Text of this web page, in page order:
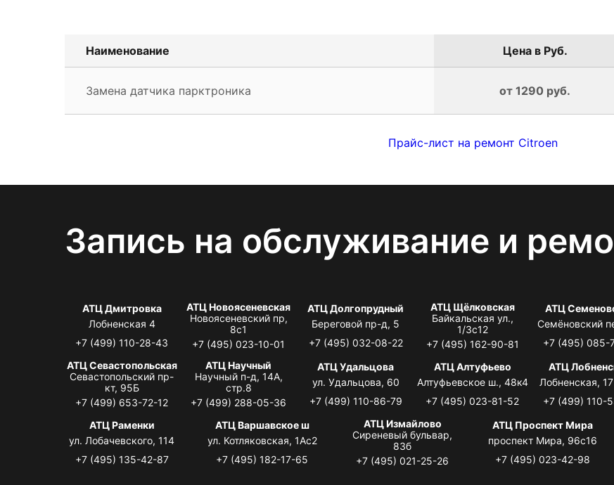
Наименование Цена в Руб.
Замена датчика парктроника от 1290 руб.
Прайс-лист на ремонт Citroen
Запись на обслуживание и
АТЦ Дмитровка
Лобненская 4
+7 (499) 110-28-43
АТЦ Новоясеневская
Новоясеневский пр,
8с1
+7 (495) 023-10-01
АТЦ Долгопрудный
Береговой пр-д, 5
+7 (495) 032-08-22
АТЦ Щёлковская
Байкальская ул.,
1/3с12
+7 (495) 162-90-81
АТЦ
Семёновский
+7 (495) 085-
АТЦ Севастопольская
Севастопольский пр-
кт, 95Б
+7 (499) 653-72-12
АТЦ Научный
Научный п-д, 14А,
стр.8
+7 (499) 288-05-36
АТЦ Удальцова
ул. Удальцова, 60
+7 (499) 110-86-79
АТЦ Алтуфьево
Алтуфьевское ш., 48к4
+7 (495) 023-81-52
АТЦ
Лобненская, 17
+7 (499) 110-
АТЦ Раменки
ул. Лобачевского, 114
+7 (495) 135-42-87
АТЦ Варшавское ш
ул. Котляковская, 1Ас2
+7 (495) 182-17-65
АТЦ Измайлово
Сиреневый бульвар,
83б
+7 (495) 021-25-26
АТЦ Проспект Мира
проспект Мира, 96с16
+7 (495) 023-42-98